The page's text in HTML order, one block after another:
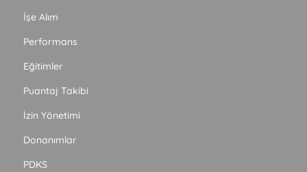
İşe Alım
Performans
Eğitimler
Puantaj Takibi
İzin Yönetimi
Donanımlar
PDKS